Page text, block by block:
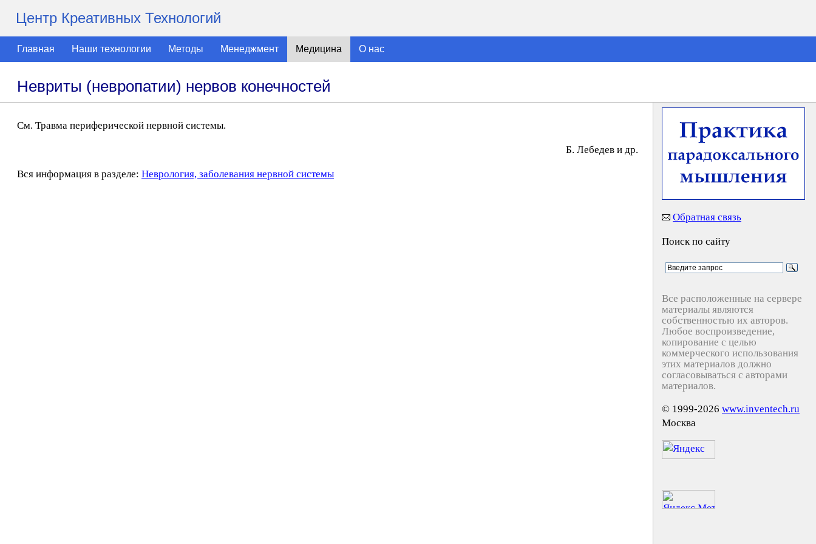
Центр Креативных Технологий
Главная Наши технологии Методы Менеджмент Медицина О нас
Невриты (невропатии) нервов конечностей
См. Травма периферической нервной системы.
Б. Лeбeдeв и др.
Вся информация в разделе: Неврология, заболевания нервной системы
Обратная связь
Поиск по сайту
Все расположенные на сервере
материалы являются
собственностью их авторов.
Любое воспроизведение,
копирование с целью
коммерческого использования
этих материалов должно
согласовываться с авторами
материалов.
© 1999-2026 www.inventech.ru
Москва